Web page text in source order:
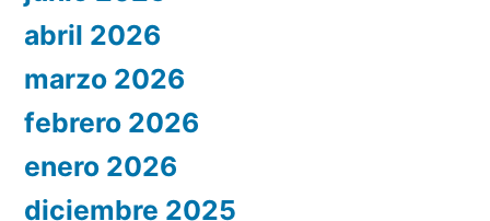
abril 2026
marzo 2026
febrero 2026
enero 2026
diciembre 2025